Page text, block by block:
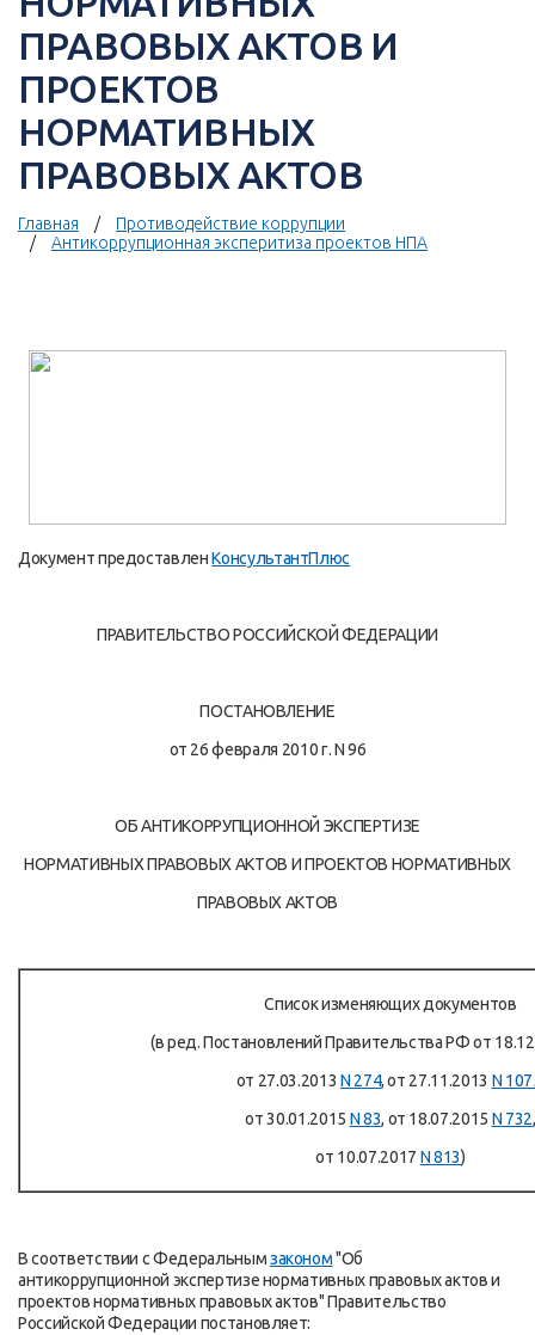
ПРАВОВЫХ АКТОВ И
ПРОЕКТОВ
НОРМАТИВНЫХ
ПРАВОВЫХ АКТОВ
Главная
Противодействие коррупции
Антикоррупционная эксперитиза проектов НПА
Документ предоставленКонсультантПлюс
ПРАВИТЕЛЬСТВО РОССИЙСКОЙ ФЕДЕРАЦИИ
ПОСТАНОВЛЕНИЕ
от 26 февраля 2010 г. N 96
ОБ АНТИКОРРУПЦИОННОЙ ЭКСПЕРТИЗЕ
НОРМАТИВНЫХ ПРАВОВЫХ АКТОВ И ПРОЕКТОВ НОРМАТИВНЫХ
ПРАВОВЫХ АКТОВ
Список изменяющих документов
(в ред. Постановлений Правительства РФ от
от 27.03.2013 N 274, от 27.11.2013 N
от 30.01.2015 N 83, от 18.07.2015 N 732,
от 10.07.2017 N 813)
В соответствии с Федеральнымзаконом"Об
антикоррупционной экспертизе нормативных правовых актов и
проектов нормативных правовых актов" Правительство
Российской Федерации постановляет: